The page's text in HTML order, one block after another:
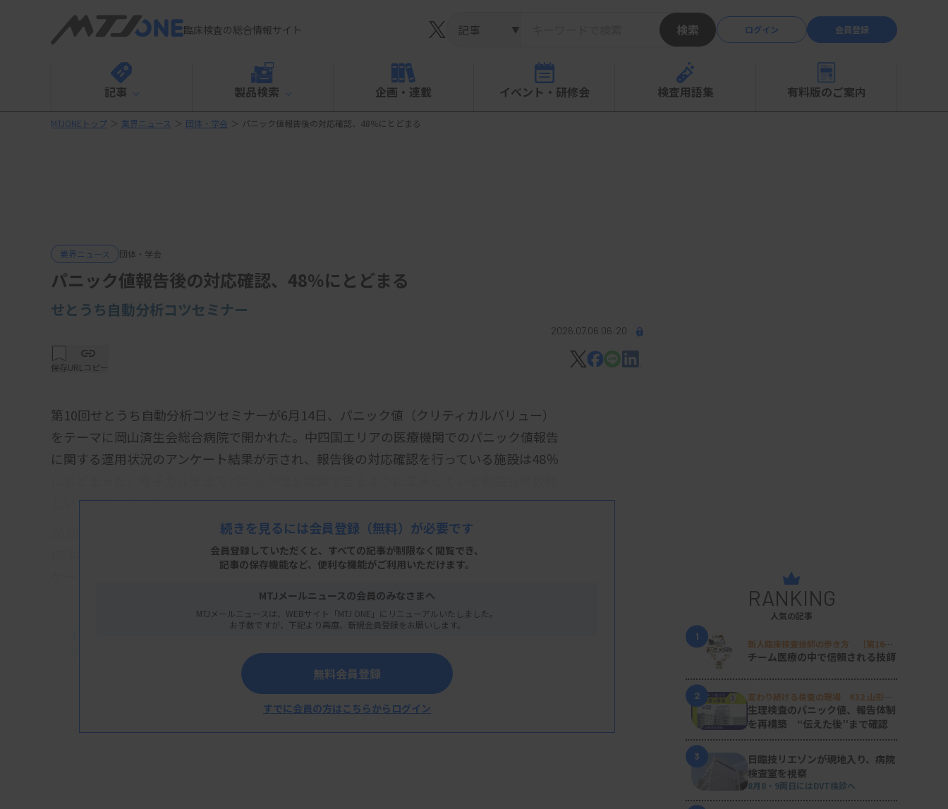
臨床検査の総合情報サイト ▼ 検索 ログイン 会員登録
記事 製品検索 企画・連載 イベント・研修会 検査用語集 有料版のご案内
MTJONEトップ ＞ 業界ニュース ＞ 団体・学会 ＞ パニック値報告後の対応確認、48％にとどまる
業界ニュース 団体・学会
パニック値報告後の対応確認、48％にとどまる
せとうち自動分析コツセミナー
2026.07.06 06:20
保存URLコピー
第10回せとうち自動分析コツセミナーが6月14日、パニック値（クリティカルバリュー）
をテーマに岡山済生会総合病院で開かれた。中四国エリアの医療機関でのパニック値報告
に関する運用状況のアンケート結果が示され、報告後の対応確認を行っている施設は48％
という結果となった。
2026年度診療報酬改定では、検体検査管理加算（2～4）の施設基準、パニック値への対
応体制整備が「望ましい要件」として追加された。こうした動きを受けて実施されたアン
こちら（無料試読・年間購読のお申込み）
続きを見るには会員登録 （無料）が必要です
会員登録していただくと、すべての記事が制限なく閲覧でき、
記事の保存機能など、便利な機能がご利用いただけます。
MTJメールニュースの会員のみなさまへ
MTJメールニュースは、WEBサイト「MTJ ONE」にリニューアルいたしました。
お手数ですが、下記より再度、新規会員登録をお願いします。
無料会員登録
すでに会員の方はこちらからログイン
RANKING
人気の記事
1
新人臨床検査技師の歩き方 ［第16
回］
チーム医療の中で信頼される技師
2
変わり続ける検査の現場 #32 山形済
生病院
生理検査のパニック値、報告体制
を再構築 “伝えた後”まで確認
3
日臨技リエゾンが現地入り、病院
検査室を視察
8月8・9両日にはDVT検診へ